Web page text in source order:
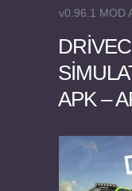
Felix the
v0.96.1 MOD
APK –